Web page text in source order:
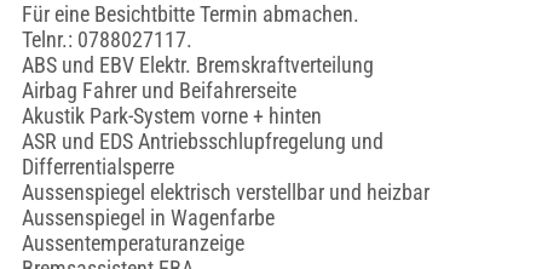
Für eine Besichtbitte Termin abmachen.
Telnr.: 0788027117.
ABS und EBV Elektr. Bremskraftverteilung
Airbag Fahrer und Beifahrerseite
Akustik Park-System vorne + hinten
ASR und EDS Antriebsschlupfregelung und
Differrentialsperre
Aussenspiegel elektrisch verstellbar und heizbar
Aussenspiegel in Wagenfarbe
Aussentemperaturanzeige